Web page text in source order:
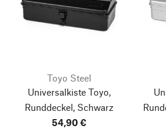
Toyo Steel
Universalkiste Toyo,
Runddeckel, Schwarz
54,90 €